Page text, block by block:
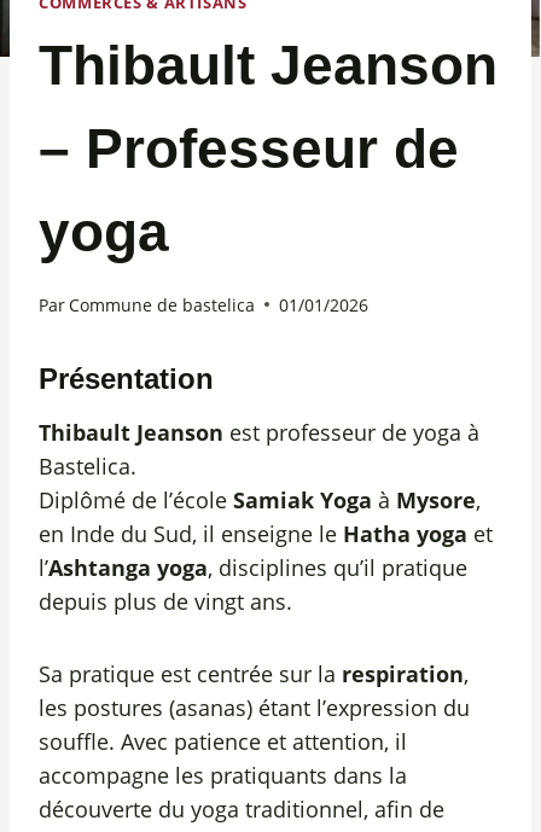
Thibault Jeanson
– Professeur de
yoga
ParCommune de bastelica 01/01/2026
Présentation
Thibault Jeanson est professeur de yoga à
Bastelica.
Diplômé de l’école Samiak Yoga à Mysore,
en Inde du Sud, il enseigne le Hatha yoga et
l’Ashtanga yoga, disciplines qu’il pratique
depuis plus de vingt ans.
Sa pratique est centrée sur la respiration,
les postures (asanas) étant l’expression du
souffle. Avec patience et attention, il
accompagne les pratiquants dans la
découverte du yoga traditionnel, afin de